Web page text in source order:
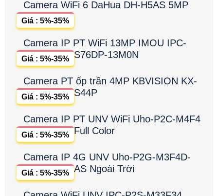
Camera WiFi 6 DaHua DH-H5AS 5MP
Giá : 5%-35%
Camera IP PT WiFi 13MP IMOU IPC-
S76DP-13M0N
Giá : 5%-35%
Camera PT ốp trần 4MP KBVISION KX-
S44P
Giá : 5%-35%
Camera IP PT UNV WiFi Uho-P2C-M4F4
Full Color
Giá : 5%-35%
Camera IP 4G UNV Uho-P2G-M3F4D-
AS Ngoài Trời
Giá : 5%-35%